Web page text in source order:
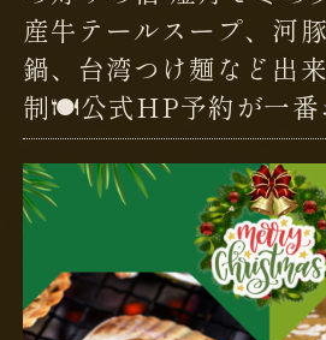
産牛テールスープ、河
鍋、台湾つけ麺など出
制🍽️公式HP予約が一番